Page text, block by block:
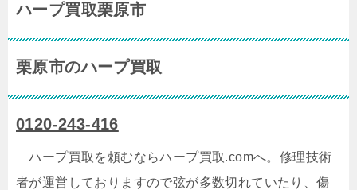
ハープ買取栗原市
栗原市のハープ買取
0120-243-416
ハープ買取を頼むならハープ買取.comへ。修理技術
者が運営しておりますので弦が多数切れていたり、傷